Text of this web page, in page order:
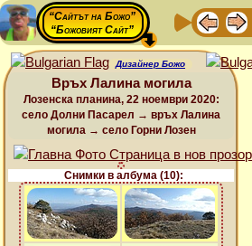
“Сайтът на Божо”
“Божовият Сайт”
Дизайнер Божо
Връх Лалина могила
Лозенска планина, 22 ноември 2020:
село Долни Пасарел → връх Лалина
могила → село Горни Лозен
Снимки в албума (10):